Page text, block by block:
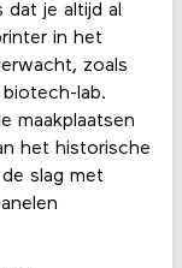
dat je altijd al
in het
zoals
lab.
maakplaatsen
het historische
slag met